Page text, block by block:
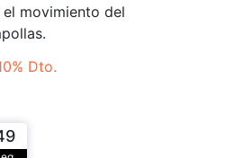
movimiento del
% Dto.